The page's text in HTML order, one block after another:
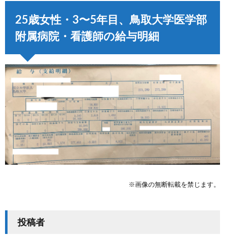
25歳女性・3〜5年目、鳥取大学医学部
附属病院・看護師の給与明細
※画像の無断転載を禁じます。
投稿者